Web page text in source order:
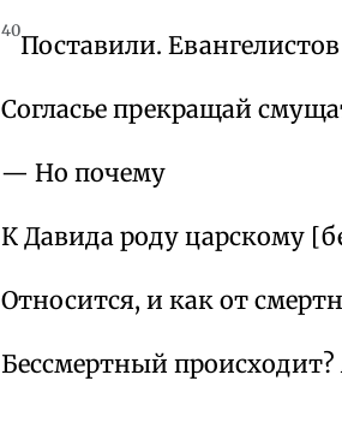
40Поставили.
Согласье прекращай
— Но почему
К Давида роду царскому
Относится, и как от
Бессмертный